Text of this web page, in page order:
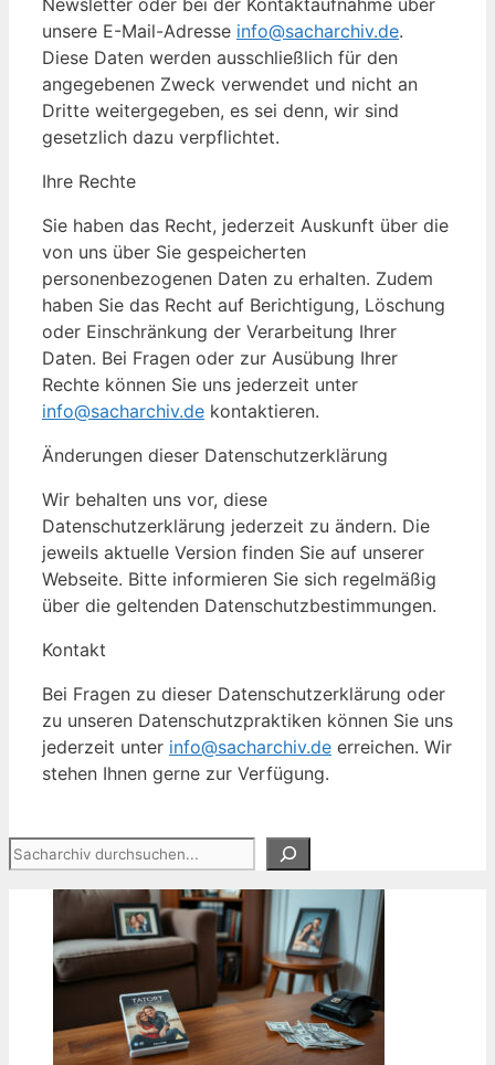
unsere E-Mail-Adresse info@sacharchiv.de.
Diese Daten werden ausschließlich für den
angegebenen Zweck verwendet und nicht an
Dritte weitergegeben, es sei denn, wir sind
gesetzlich dazu verpflichtet.
Ihre Rechte
Sie haben das Recht, jederzeit Auskunft über die
von uns über Sie gespeicherten
personenbezogenen Daten zu erhalten. Zudem
haben Sie das Recht auf Berichtigung, Löschung
oder Einschränkung der Verarbeitung Ihrer
Daten. Bei Fragen oder zur Ausübung Ihrer
Rechte können Sie uns jederzeit unter
info@sacharchiv.de kontaktieren.
Änderungen dieser Datenschutzerklärung
Wir behalten uns vor, diese
Datenschutzerklärung jederzeit zu ändern. Die
jeweils aktuelle Version finden Sie auf unserer
Webseite. Bitte informieren Sie sich regelmäßig
über die geltenden Datenschutzbestimmungen.
Kontakt
Bei Fragen zu dieser Datenschutzerklärung oder
zu unseren Datenschutzpraktiken können Sie uns
jederzeit unter info@sacharchiv.de erreichen. Wir
stehen Ihnen gerne zur Verfügung.
Suchen